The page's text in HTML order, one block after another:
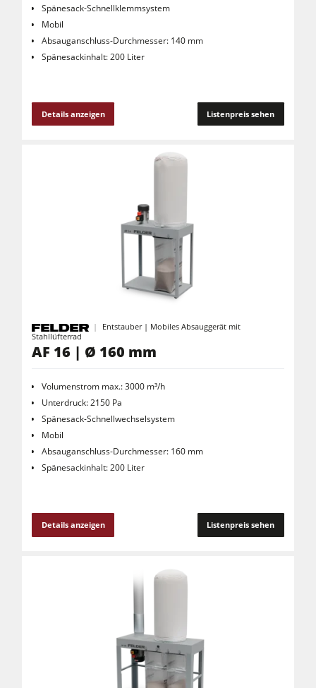
Spänesack-Schnellklemmsystem
Mobil
Absauganschluss-Durchmesser: 140 mm
Spänesackinhalt: 200 Liter
Details anzeigen Listenpreis sehen
Entstauber | Mobiles Absauggerät mit
Stahllüfterrad
AF 16 | Ø 160 mm
Volumenstrom max.: 3000 m³/h
Unterdruck: 2150 Pa
Spänesack-Schnellwechselsystem
Mobil
Absauganschluss-Durchmesser: 160 mm
Spänesackinhalt: 200 Liter
Details anzeigen Listenpreis sehen